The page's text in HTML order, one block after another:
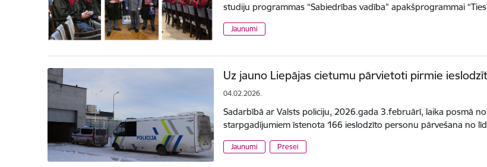
studiju programmas “Sabiedrības vadība” apakšprogrammai
Jaunumi
Uz jauno Liepājas cietumu pārvietoti pirmie
04.02.2026.
Sadarbībā ar Valsts policiju, 2026.gada 3.februārī, laika posmā
starpgadījumiem īstenota 166 ieslodzīto personu pārvešana no
Jaunumi Presei